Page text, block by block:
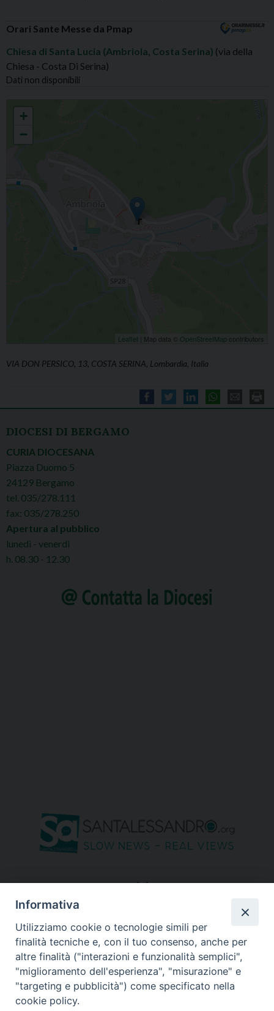
Orari Sante Messe da Pmap
Chiesa di Santa Lucia (Ambriola, Costa Serina) (via della
Chiesa - Costa Di Serina)
Dati non disponibili
+
−
Leaflet | Map data © OpenStreetMap contributors
VIA DON PERSICO, 13, COSTA SERINA, Lombardia, Italia
DIOCESI DI BERGAMO
CURIA DIOCESANA
Piazza Duomo 5
24129 Bergamo
tel. 035/278.111
fax: 035/278.250
Apertura al pubblico
lunedì - venerdì
h. 08.30 - 12.30
seguici su
Informativa
Utilizziamo cookie o tecnologie simili per
finalità tecniche e, con il tuo consenso, anche per
altre finalità ("interazioni e funzionalità semplici",
"miglioramento dell'esperienza", "misurazione" e
"targeting e pubblicità") come specificato nella
cookie policy.